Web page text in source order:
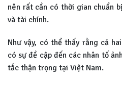
nên rất cần có thời gian chuẩn
và tài chính.
Như vậy, có thể thấy rằng cả
có sự đề cập đến các nhân tố
tắc thận trọng tại Việt Nam.